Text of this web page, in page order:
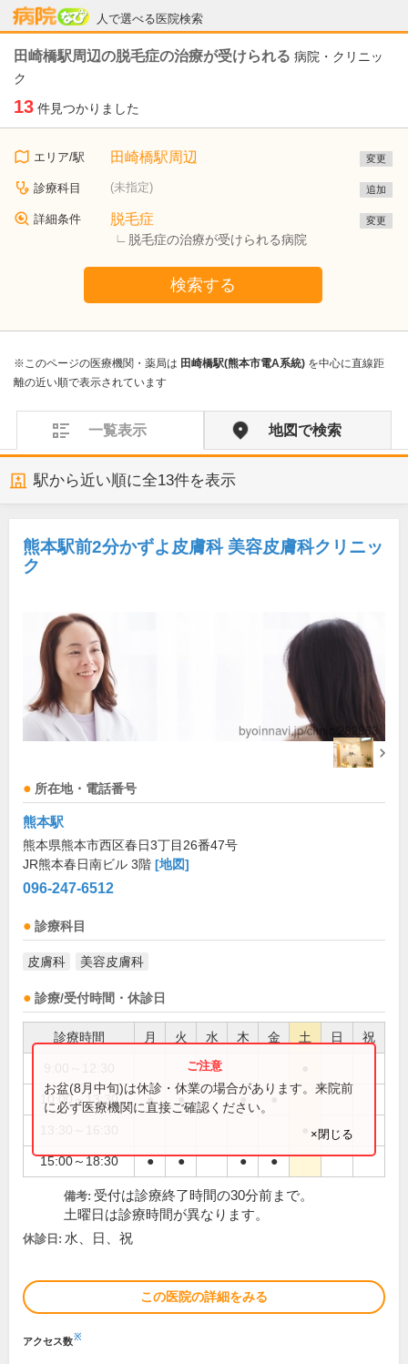
人で選べる医院検索
病院なび
田崎橋駅周辺の脱毛症の治療が受けられる 病院・クリニッ
ク
13 件見つかりました
エリア/駅 田崎橋駅周辺 変更
診療科目 (未指定) 追加
詳細条件 脱毛症
脱毛症の治療が受けられる病院
変更
検索する
※このページの医療機関・薬局は 田崎橋駅(熊本市電A系統) を中心に直線距
離の近い順で表示されています
一覧表示 地図で検索
駅から近い順に全13件を表示
熊本駅前2分かずよ皮膚科 美容皮膚科クリニッ
ク
所在地・電話番号
熊本駅
熊本県熊本市西区春日3丁目26番47号
JR熊本春日南ビル 3階 [地図]
096-247-6512
診療科目
皮膚科 美容皮膚科
診療/受付時間・休診日
診療時間 月 火 水 木 金 土 日 祝
10:00～13:30 ● ● ● ●
15:00～18:30 ● ● ● ●
お盆(8月中旬)は休診・休業の場合があります。来院前
に必ず医療機関に直接ご確認ください。
×閉じる
備考: 受付は診療終了時間の30分前まで。
土曜日は診療時間が異なります。
休診日: 水、日、祝
この医院の詳細をみる
アクセス数※